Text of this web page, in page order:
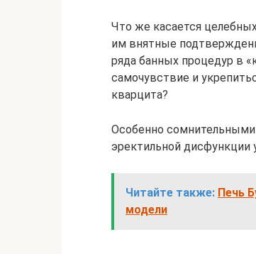
Что же касается
им внятные
ряда банных процедур в
самочувствие и
кварцита?
Особенно
эректильной дисфункции
Читайте также: Печь
модели